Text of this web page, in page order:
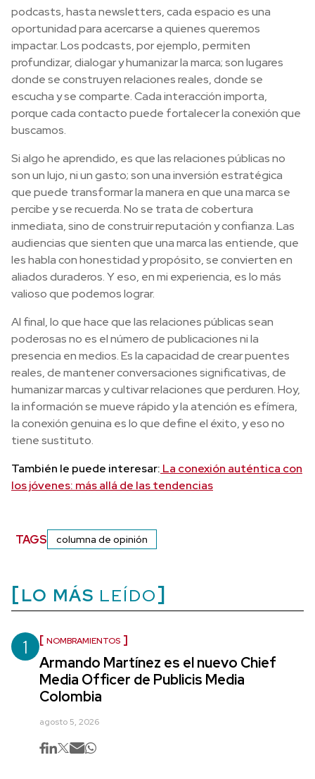
podcasts, hasta newsletters, cada espacio es una
oportunidad para acercarse a quienes queremos
impactar. Los podcasts, por ejemplo, permiten
profundizar, dialogar y humanizar la marca; son lugares
donde se construyen relaciones reales, donde se
escucha y se comparte. Cada interacción importa,
porque cada contacto puede fortalecer la conexión que
buscamos.
Si algo he aprendido, es que las relaciones públicas no
son un lujo, ni un gasto; son una inversión estratégica
que puede transformar la manera en que una marca se
percibe y se recuerda. No se trata de cobertura
inmediata, sino de construir reputación y confianza. Las
audiencias que sienten que una marca las entiende, que
les habla con honestidad y propósito, se convierten en
aliados duraderos. Y eso, en mi experiencia, es lo más
valioso que podemos lograr.
Al final, lo que hace que las relaciones públicas sean
poderosas no es el número de publicaciones ni la
presencia en medios. Es la capacidad de crear puentes
reales, de mantener conversaciones significativas, de
humanizar marcas y cultivar relaciones que perduren. Hoy,
la información se mueve rápido y la atención es efímera,
la conexión genuina es lo que define el éxito, y eso no
tiene sustituto.
También le puede interesar: La conexión auténtica con
los jóvenes: más allá de las tendencias
TAGS columna de opinión
LO MÁS LEÍDO
1 NOMBRAMIENTOS
Armando Martínez es el nuevo Chief
Media Officer de Publicis Media
Colombia
agosto 5, 2026